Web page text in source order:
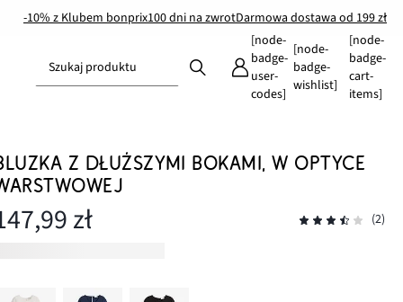
-10% z Klubem bonprix100 dni na zwrotDarmowa dostawa od 199 zł
Szukaj produktu
[node-
badge-
user-
codes]
[node-
badge-
wishlist]
[node-
badge-
cart-
items]
Z DŁUŻSZYMI BOKAMI, W OPTYCE
zł (2)